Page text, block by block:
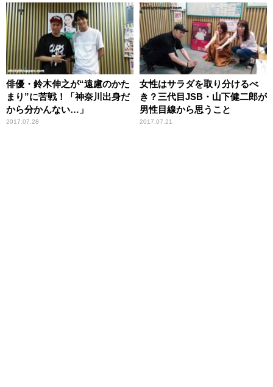
俳優・鈴木伸之が“遠慮のかた
まり”に苦戦！「神奈川出身だ
から分かんない…」
2017.07.28
女性はサラダを取り分けるべ
き？三代目JSB・山下健二郎が
男性目線から思うこと
2017.07.21